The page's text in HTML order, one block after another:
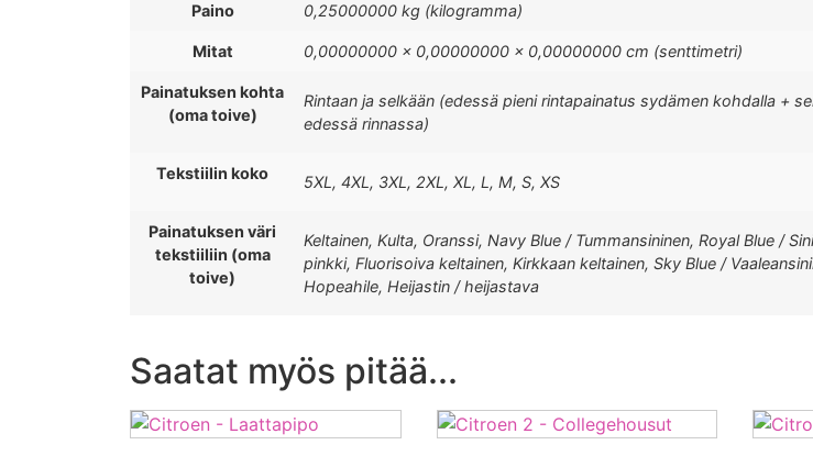
Paino 0,25000000 kg (kilogramma)
Mitat 0,00000000 × 0,00000000 × 0,00000000 cm (senttimetri)
Painatuksen kohta
(oma toive)
Rintaan ja selkään (edessä pieni rintapainatus sydämen kohdalla +
edessä rinnassa)
Tekstiilin koko 5XL, 4XL, 3XL, 2XL, XL, L, M, S, XS
Painatuksen väri
tekstiiliin (oma
toive)
Keltainen, Kulta, Oranssi, Navy Blue / Tummansininen, Royal Blue /
pinkki, Fluorisoiva keltainen, Kirkkaan keltainen, Sky Blue /
Hopeahile, Heijastin / heijastava
Saatat myös pitää...